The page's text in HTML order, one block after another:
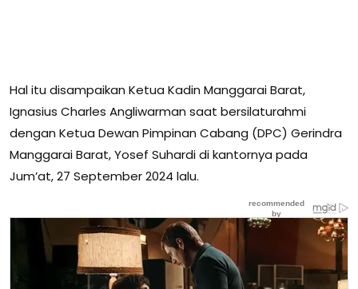
Hal itu disampaikan Ketua Kadin Manggarai Barat,
Ignasius Charles Angliwarman saat bersilaturahmi
dengan Ketua Dewan Pimpinan Cabang (DPC) Gerindra
Manggarai Barat, Yosef Suhardi di kantornya pada
Jum’at, 27 September 2024 lalu.